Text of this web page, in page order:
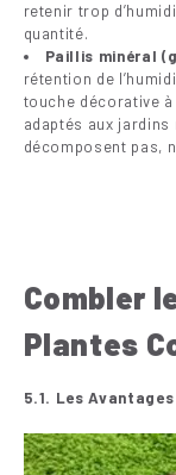
retenir trop
quantité.
Paillis minéral
rétention de
touche décorative
adaptés aux
décomposent pas,
Combler
Plantes
5.1. Les